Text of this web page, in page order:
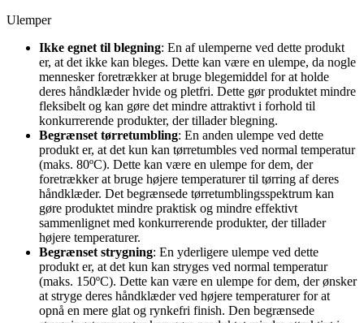
Ulemper
Ikke egnet til blegning: En af ulemperne ved dette produkt
er, at det ikke kan bleges. Dette kan være en ulempe, da nogle
mennesker foretrækker at bruge blegemiddel for at holde
deres håndklæder hvide og pletfri. Dette gør produktet mindre
fleksibelt og kan gøre det mindre attraktivt i forhold til
konkurrerende produkter, der tillader blegning.
Begrænset tørretumbling: En anden ulempe ved dette
produkt er, at det kun kan tørretumbles ved normal temperatur
(maks. 80ºC). Dette kan være en ulempe for dem, der
foretrækker at bruge højere temperaturer til tørring af deres
håndklæder. Det begrænsede tørretumblingsspektrum kan
gøre produktet mindre praktisk og mindre effektivt
sammenlignet med konkurrerende produkter, der tillader
højere temperaturer.
Begrænset strygning: En yderligere ulempe ved dette
produkt er, at det kun kan stryges ved normal temperatur
(maks. 150ºC). Dette kan være en ulempe for dem, der ønsker
at stryge deres håndklæder ved højere temperaturer for at
opnå en mere glat og rynkefri finish. Den begrænsede